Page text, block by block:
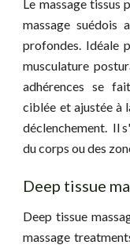
Le massage tissus
massage suédois
profondes. Idéale
musculature
adhérences se
ciblée et ajustée à
déclenchement. Il
du corps ou des
Deep tissue
Deep tissue
massage